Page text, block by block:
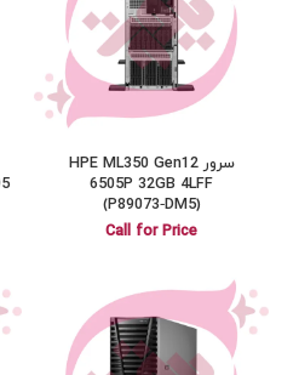
سرور HPE ML350 Gen12
6505P 32GB 4LFF
(P89073‑DM5)
Call for Price